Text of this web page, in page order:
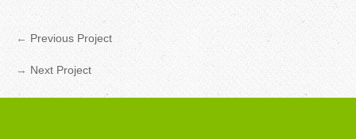
← Previous Project
→ Next Project